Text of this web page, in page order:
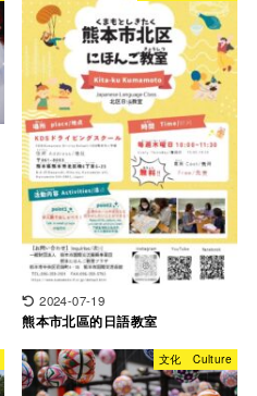
2024-07-19
熊本市北區的日語教室
文化 Culture